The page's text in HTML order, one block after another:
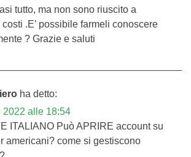
tutto, ma non sono riuscito a
.E’ possibile farmeli conoscere
? Grazie e saluti
ha detto:
2022 alle 18:54
ITALIANO Può APRIRE account su
americani? come si gestiscono